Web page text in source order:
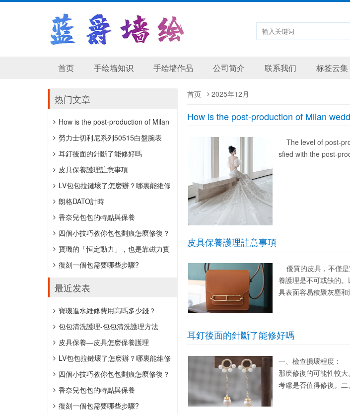
首页 手绘墙知识 手绘墙作品 公司简介 联系我们 标签云集
首页 2025年12月
How is the post-production of Milan
The level of post-
sfied with the post-
皮具保養護理註意事項
優質的皮具，不僅是
養護理是不可或缺的
具表面容易積聚灰塵
​耳釘後面的針斷了能修好嗎
一、檢查損壞程度：
那麽修復的可能性較
考慮是否值得修復。
热门文章
How is the post-production of Milan
wedding photography?
勞力士切利尼系列50515白盤腕表
​耳釘後面的針斷了能修好嗎
皮具保養護理註意事項
LV包包拉鏈壞了怎麽辦？哪裏能維修
包包拉鏈？
朗格DATO計時
「HANDWERKSKUNST」抖雕，公價
約152萬元。
香奈兒包包的特點與保養
四個小技巧教你包包劃痕怎麼修復？
寶璣的「恒定動力」，也是靠磁力實
現的。
復刻一個包需要哪些步驟?
最近发表
​寶璣進水維修費用高嗎多少錢？
​包包清洗護理-包包清洗護理方法
​皮具保養—皮具怎麽保養護理
LV包包拉鏈壞了怎麽辦？哪裏能維修
包包拉鏈？
四個小技巧教你包包劃痕怎麼修復？
香奈兒包包的特點與保養
復刻一個包需要哪些步驟?